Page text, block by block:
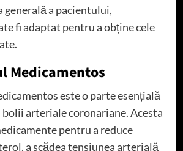
generală a pacientului,
fi adaptat pentru a obține cele
Medicamentos
este o parte esențială
arteriale coronariane. Acesta
pentru a reduce
a scădea tensiunea arterială